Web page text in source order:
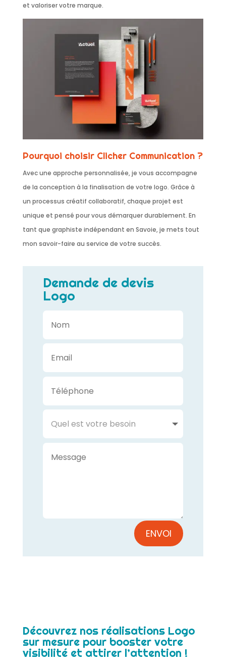
et valoriser votre marque.
Pourquoi choisir Clicher Communication ?
Avec une approche personnalisée, je vous accompagne
de la conception à la finalisation de votre logo. Grâce à
un processus créatif collaboratif, chaque projet est
unique et pensé pour vous démarquer durablement. En
tant que graphiste indépendant en Savoie, je mets tout
mon savoir-faire au service de votre succès.
Demande de devis
Logo
ENVOI
Découvrez nos réalisations Logo
sur mesure pour booster votre
visibilité et attirer l’attention !